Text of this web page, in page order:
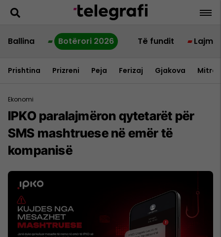
Ballina Botërori 2026 Të fundit Lajme
Prishtina Prizreni Peja Ferizaj Gjakova
Ekonomi
IPKO paralajmëron qytetarët për
SMS mashtruese në emër të
kompanisë